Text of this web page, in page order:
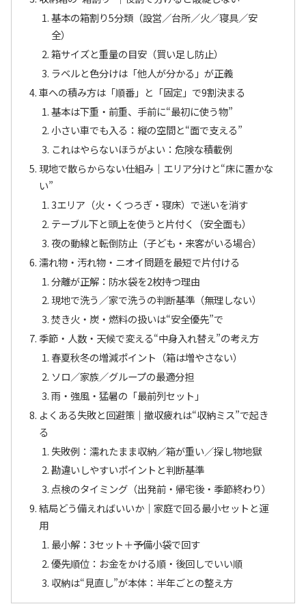
基本の箱割り5分類（設営／台所／火／寝具／安
全）
箱サイズと重量の目安（買い足し防止）
ラベルと色分けは「他人が分かる」が正義
車への積み方は「順番」と「固定」で9割決まる
基本は下重・前重、手前に“最初に使う物”
小さい車でも入る：縦の空間と“面で支える”
これはやらないほうがよい：危険な積載例
現地で散らからない仕組み｜エリア分けと“床に置かな
い”
3エリア（火・くつろぎ・寝床）で迷いを消す
テーブル下と頭上を使うと片付く（安全面も）
夜の動線と転倒防止（子ども・来客がいる場合）
濡れ物・汚れ物・ニオイ問題を最短で片付ける
分離が正解：防水袋を2枚持つ理由
現地で洗う／家で洗うの判断基準（無理しない）
焚き火・炭・燃料の扱いは“安全優先”で
季節・人数・天候で変える“中身入れ替え”の考え方
春夏秋冬の増減ポイント（箱は増やさない）
ソロ／家族／グループの最適分担
雨・強風・猛暑の「最前列セット」
よくある失敗と回避策｜撤収疲れは“収納ミス”で起き
る
失敗例：濡れたまま収納／箱が重い／探し物地獄
勘違いしやすいポイントと判断基準
点検のタイミング（出発前・帰宅後・季節終わり）
結局どう備えればいいか｜家庭で回る最小セットと運
用
最小解：3セット＋予備小袋で回す
優先順位：お金をかける順・後回しでいい順
収納は“見直し”が本体：半年ごとの整え方